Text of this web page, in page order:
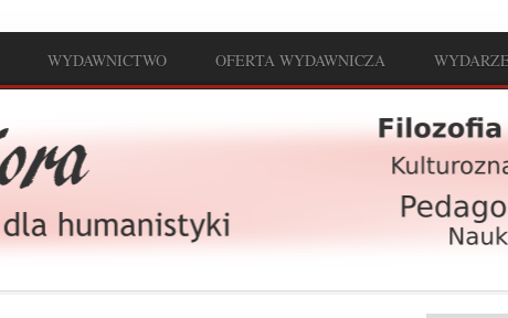
WYDAWNICTWO OFERTA WYDAWNICZA